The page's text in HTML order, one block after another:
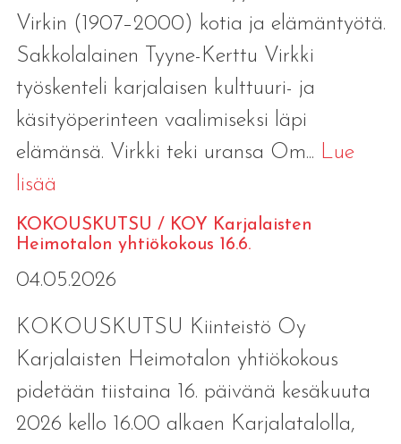
Virkin (1907–2000) kotia ja elämäntyötä.
Sakkolalainen Tyyne-Kerttu Virkki
työskenteli karjalaisen kulttuuri- ja
käsityöperinteen vaalimiseksi läpi
elämänsä. Virkki teki uransa Om... Lue
lisää
KOKOUSKUTSU / KOY Karjalaisten
Heimotalon yhtiökokous 16.6.
04.05.2026
KOKOUSKUTSU Kiinteistö Oy
Karjalaisten Heimotalon yhtiökokous
pidetään tiistaina 16. päivänä kesäkuuta
2026 kello 16.00 alkaen Karjalatalolla,